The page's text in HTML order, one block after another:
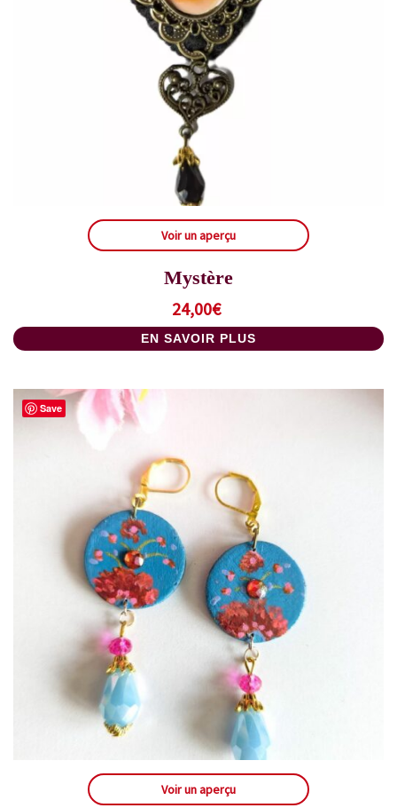
Voir un aperçu
Mystère
24,00€
EN SAVOIR PLUS
Save
Voir un aperçu